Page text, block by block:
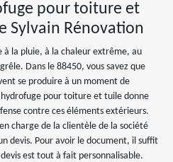
pour toiture et
Sylvain Rénovation
la pluie, à la chaleur extrême, au
Dans le 88450, vous savez que
se produire à un moment de
pour toiture et tuile donne
contre ces éléments extérieurs.
charge de la clientèle de la société
devis. Pour avoir le document, il suffit
est tout à fait personnalisable.